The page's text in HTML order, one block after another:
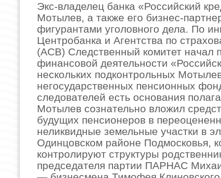
Экс-владелец банка «Российский
Мотылев, а также его бизнес-
фигурантами уголовного дела. По
Центробанка и Агентства по
(АСВ) Следственный комитет начал
финансовой деятельности
нескольких подконтрольных
негосударственных пенсионных
следователей есть основания
Мотылев сознательно вложил
будущих пенсионеров в
неликвидные земельные участки в
Одинцовском районе Подмосковья,
контролируют структуры
председателя партии ПАРНАС